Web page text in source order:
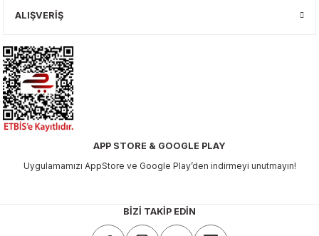
ALIŞVERİŞ
APP STORE & GOOGLE PLAY
Uygulamamızı AppStore ve Google Play’den indirmeyi unutmayın!
BİZİ TAKİP EDİN